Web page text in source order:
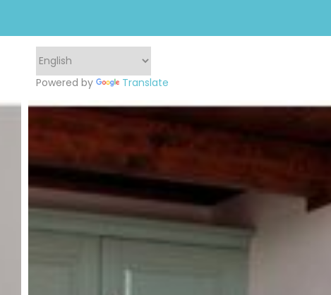
Powered by Translate